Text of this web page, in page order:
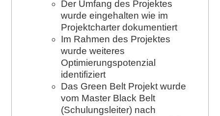
Der Umfang des Projektes
wurde eingehalten wie im
Projektcharter dokumentiert
Im Rahmen des Projektes
wurde weiteres
Optimierungspotenzial
identifiziert
Das Green Belt Projekt wurde
vom Master Black Belt
(Schulungsleiter) nach